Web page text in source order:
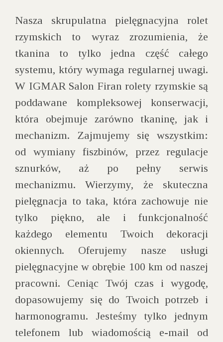
Nasza skrupulatna pielęgnacyjna rolet
rzymskich to wyraz zrozumienia, że
tkanina to tylko jedna część całego
systemu, który wymaga regularnej uwagi.
W IGMAR Salon Firan rolety rzymskie są
poddawane kompleksowej konserwacji,
która obejmuje zarówno tkaninę, jak i
mechanizm. Zajmujemy się wszystkim:
od wymiany fiszbinów, przez regulacje
sznurków, aż po pełny serwis
mechanizmu. Wierzymy, że skuteczna
pielęgnacja to taka, która zachowuje nie
tylko piękno, ale i funkcjonalność
każdego elementu Twoich dekoracji
okiennych. Oferujemy nasze usługi
pielęgnacyjne w obrębie 100 km od naszej
pracowni. Ceniąc Twój czas i wygodę,
dopasowujemy się do Twoich potrzeb i
harmonogramu. Jesteśmy tylko jednym
telefonem lub wiadomością e-mail od